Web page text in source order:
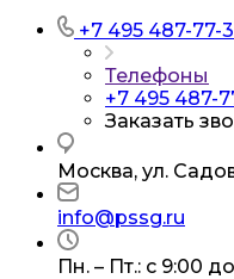
+7 495 487-77-
Телефоны
+7 495 487-
Заказать
Москва, ул.
info@pssg.ru
Пн. – Пт.: с 9:00